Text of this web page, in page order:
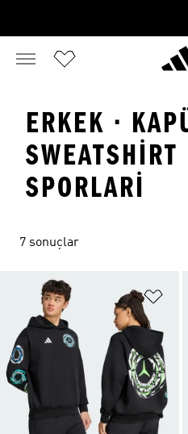
ERKEK ·
SWEATSHIRT
SPORLARI
7 sonuçlar